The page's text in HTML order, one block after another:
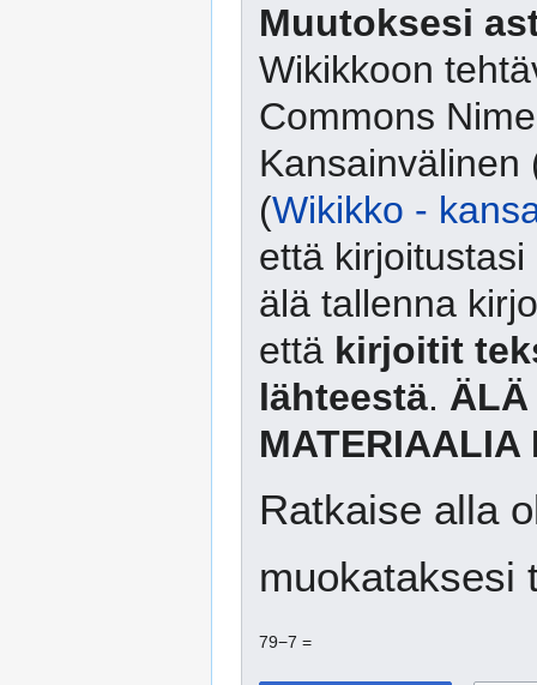
Muutoksesi
Wikikkoon
Commons
Kansainvälinen
(Wikikko -
että
älä tallenna
että kirjoitit
lähteestä. ÄLÄ
MATERIAALIA
Ratkaise alla
muokataksesi
79−7 =